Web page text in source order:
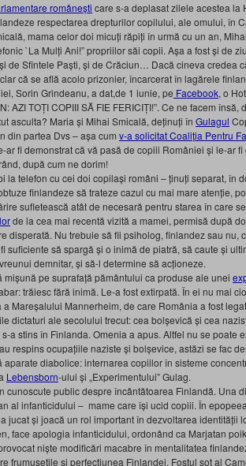
românești care s-a deplasat zilele acestea la
respectarea drepturilor copilului, ale omului, în
mama celor doi micuți răpiți în urmă cu un an,
`La Mulți Ani!” propriilor săi copii. Așa a fost și de
de Sfintele Paști, și de Crăciun… Dacă cineva credea
că se află acolo prizonier, încarcerat în lagărele
Sorin Grindeanu, a dat,de 1 iunie, pe Facebook, o
AZI TOȚI COPIII SĂ FIE FERICIȚI!”. Ce ne facem
asculta? Maria și Mihai Smicală, deținuți în Gulagul
din partea Dvs – așa cum v-a solicitat Coaliția Pentru
ar fi demonstrat că vă pasă de copiii României și le-ar
după cum ne dorim!
la telefon cu cei doi copilași români – ținuți separat, în
finlandeze să trateze cazul cu mai mare atenție,
sufletească atât de necesară pentru starea în care
de la cea mai recentă vizită a mamei, permisă după
disperată. Nu trebuie să fii psiholog, finlandez sau nu,
suficiente să spargă și o inimă de piatră, să caute și
demnitar, și să-l determine să acționeze.
mișună pe suprafață pământului ca produse ale unei
trăiesc fără inimă. Le-a fost extirpată. În ei nu mai
Mareșalului Mannerheim, de care România a fost
dictaturi ale secolului trecut: cea bolșevică și cea
a stins în Finlanda. Omenia a apus. Altfel nu se poate
respins ocupațiile naziste și bolșevice, astăzi se fac
diabolice: internarea copiilor în sisteme
Lebensborn-ului și „Experimentului” Gulag.
cunoscute public despre încântătoarea Finlandă. Una
al infanticidului – mame care își ucid copiii. În
jucat și joacă un rol important în dezvoltarea identității
face apologia infanticidului, ordonând ca Marjatan
niște modificări macabre în mentalitatea
frumusețile și perfecțiunea Finlandei. Fostul soț al